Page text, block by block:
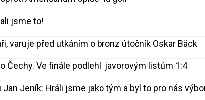
jsme to!
varuje před utkáním o bronz útočník Oskar Bäck
Čechy. Ve finále podlehli javorovým listům 1:4
Jeník: Hráli jsme jako tým a byl to pro nás